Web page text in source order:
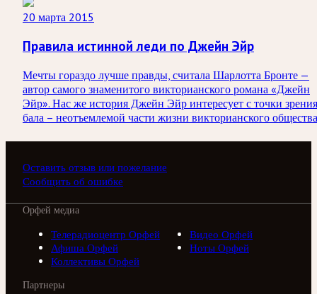
20 марта 2015
Правила истинной леди по Джейн Эйр
Мечты гораздо лучше правды, считала Шарлотта Бронте —
автор самого знаменитого викторианского романа «Джейн
Эйр». Нас же история Джейн Эйр интересует с точки зрения
бала – неотъемлемой части жизни викторианского
Оставить отзыв или пожелание
Сообщить об ошибке
Орфей медиа
Телерадиоцентр Орфей
Видео Орфей
Афиша Орфей
Ноты Орфей
Коллективы Орфей
Партнеры